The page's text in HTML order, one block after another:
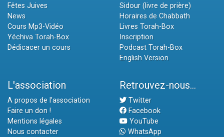
Fêtes Juives
News
Cours Mp3-Vidéo
Yéchiva Torah-Box
Dédicacer un cours
Sidour (livre de prière)
Horaires de Chabbath
Livres Torah-Box
Inscription
Podcast Torah-Box
English Version
L'association
A propos de l'association
Faire un don !
Mentions légales
Nous contacter
Retrouvez-nous...
Twitter
Facebook
YouTube
WhatsApp